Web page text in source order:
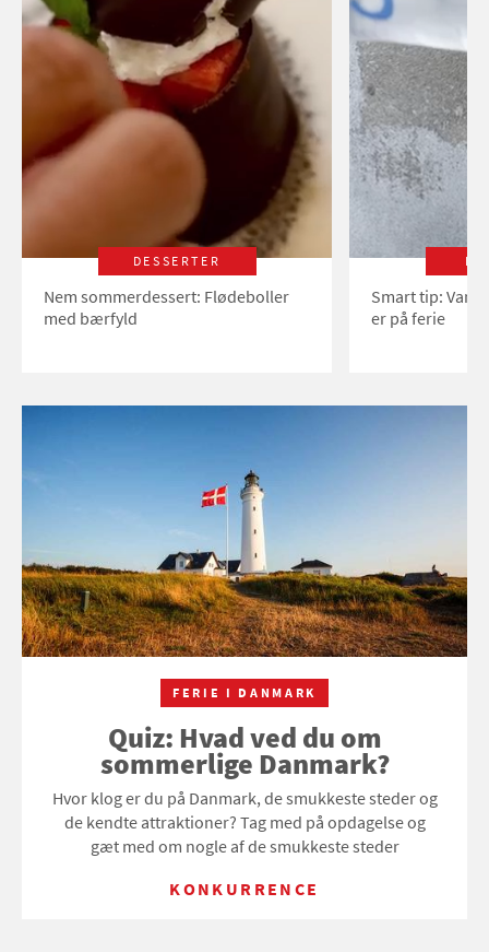
DESSERTER
Nem sommerdessert: Flødeboller
med bærfyld
Smart tip:
er på ferie
FERIE I DANMARK
Quiz: Hvad ved du om
sommerlige Danmark?
Hvor klog er du på Danmark, de smukkeste steder og
de kendte attraktioner? Tag med på opdagelse og
gæt med om nogle af de smukkeste steder
KONKURRENCE